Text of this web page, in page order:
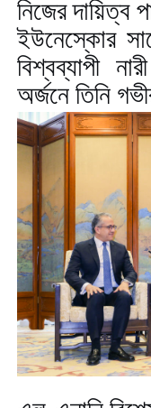
নিজের দায়িত্ব
ইউনেস্কোর
বিশ্বব্যাপী
অর্জনে তিনি